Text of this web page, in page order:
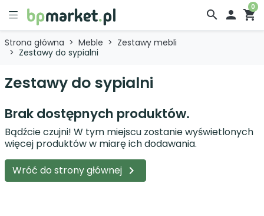
search  shopping_cart
0
Strona główna Meble
Zestawy mebli
Zestawy do sypialni
Zestawy do sypialni
Brak dostępnych produktów.
Bądźcie czujni! W tym miejscu zostanie wyświetlonych
więcej produktów w miarę ich dodawania.
Wróć do strony głównej 